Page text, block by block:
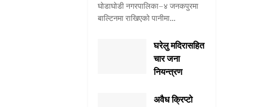
घोडाघोडी नगरपालिका–४ जनकपुरमा
बाल्टिनमा राखिएको पानीमा...
घरेलु मदिरासहित
चार जना
नियन्त्रण
अवैध क्रिप्टो